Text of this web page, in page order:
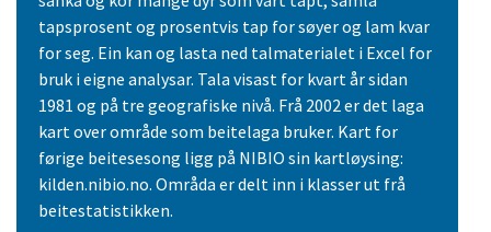
tapsprosent og prosentvis tap for søyer og lam kvar
for seg. Ein kan og lasta ned talmaterialet i Excel for
bruk i eigne analysar. Tala visast for kvart år sidan
1981 og på tre geografiske nivå. Frå 2002 er det laga
kart over område som beitelaga bruker. Kart for
førige beitesesong ligg på NIBIO sin kartløysing:
kilden.nibio.no. Områda er delt inn i klasser ut frå
beitestatistikken.